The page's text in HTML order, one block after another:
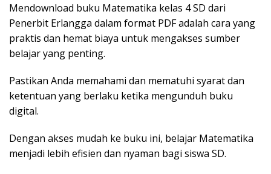
Mendownload buku Matematika kelas 4 SD dari
Penerbit Erlangga dalam format PDF adalah cara yang
praktis dan hemat biaya untuk mengakses sumber
belajar yang penting.
Pastikan Anda memahami dan mematuhi syarat dan
ketentuan yang berlaku ketika mengunduh buku
digital.
Dengan akses mudah ke buku ini, belajar Matematika
menjadi lebih efisien dan nyaman bagi siswa SD.